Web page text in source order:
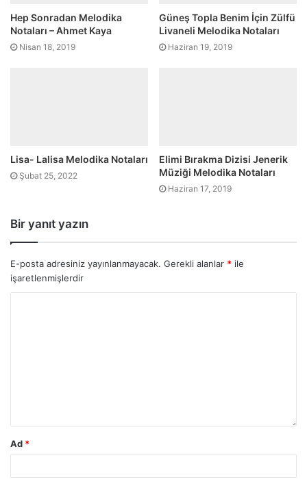
Hep Sonradan Melodika
Notaları – Ahmet Kaya
Nisan 18, 2019
Güneş Topla Benim İçin Zülfü
Livaneli Melodika Notaları
Haziran 19, 2019
Lisa- Lalisa Melodika Notaları
Şubat 25, 2022
Elimi Bırakma Dizisi Jenerik
Müziği Melodika Notaları
Haziran 17, 2019
Bir yanıt yazın
E-posta adresiniz yayınlanmayacak. Gerekli alanlar * ile
işaretlenmişlerdir
Ad *